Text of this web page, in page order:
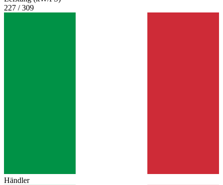
227 / 309
Händler